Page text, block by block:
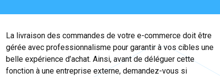
La livraison des commandes de votre e-commerce doit être
gérée avec professionnalisme pour garantir à vos cibles une
belle expérience d’achat. Ainsi, avant de déléguer cette
fonction à une entreprise externe, demandez-vous si